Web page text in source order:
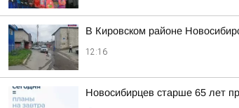
В Кировском районе
12:16
Новосибирцев старше 65 лет